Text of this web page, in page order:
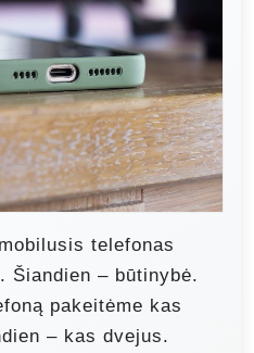
telefonas
Šiandien – būtinybė.
pakeitėme kas
– kas dvejus.